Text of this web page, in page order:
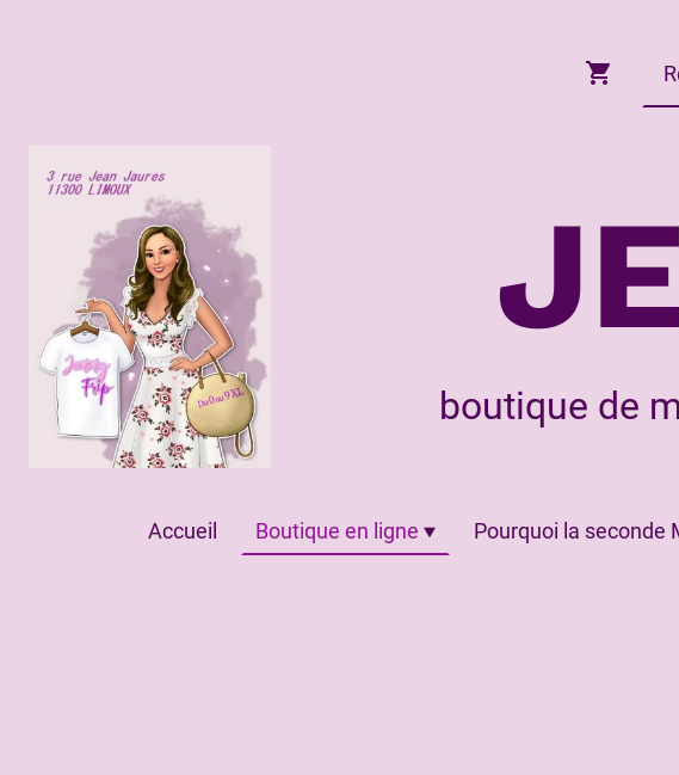
boutique de
Accueil Boutique en ligne